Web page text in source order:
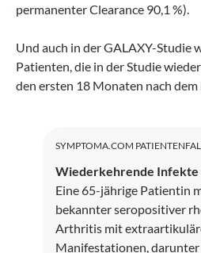
permanenter Clearance 90,1 %).
Und auch in der GALAXY-Studie
Patienten, die in der Studie
den ersten 18 Monaten nach
SYMPTOMA.COM
Wiederkehrende Infekte
Eine 65-jährige Patientin
bekannter seropositiver
Arthritis mit
Manifestationen, darunter